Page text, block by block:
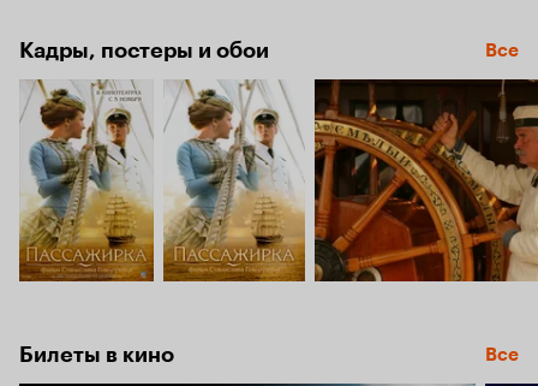
Кадры, постеры и обои Все
Билеты в кино Все